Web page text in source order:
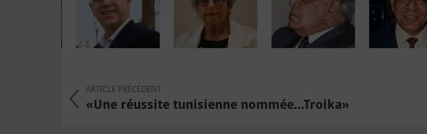
ARTICLE PRÉCÉDENT
«Une réussite tunisienne nommée...Troika»